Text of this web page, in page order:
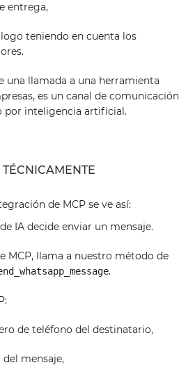
entrega,
teniendo en cuenta los
una llamada a una herramienta
es un canal de comunicación
por inteligencia artificial.
de MCP se ve así:
IA decide enviar un mensaje.
MCP, llama a nuestro método de
.
de teléfono del destinatario,
mensaje,